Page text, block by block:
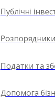
Публічні
Податки та
Допомога